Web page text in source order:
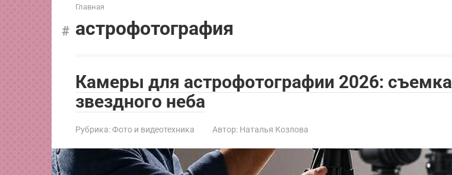
Главная
астрофотография
Камеры для астрофотографии 2026: съемка
звездного неба
Рубрика:Фото и видеотехника Автор: Наталья Козлова